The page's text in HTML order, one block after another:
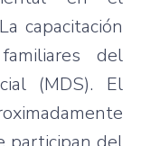
capacitación
del
(MDS). El